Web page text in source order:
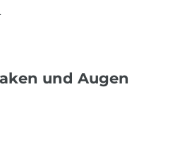
und Augen